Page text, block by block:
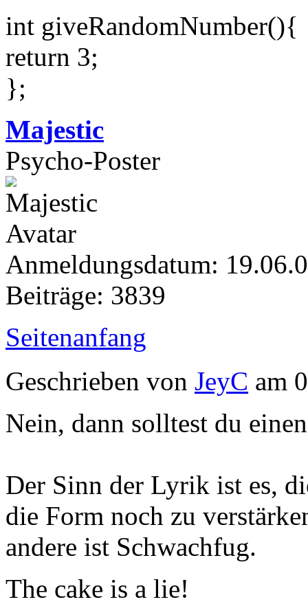
int giveRandomNumber(){
return 3;
};
Majestic
Psycho-Poster
Anmeldungsdatum:
Beiträge: 3839
Seitenanfang
Geschrieben von JeyC am
Nein, dann solltest du
Der Sinn der Lyrik ist es,
die Form noch zu
andere ist Schwachfug.
The cake is a lie!